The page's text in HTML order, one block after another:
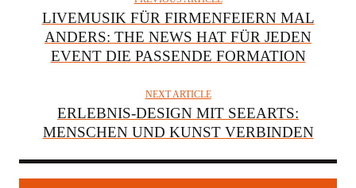
LIVEMUSIK FÜR FIRMENFEIERN MAL
ANDERS: THE NEWS HAT FÜR JEDEN
EVENT DIE PASSENDE FORMATION
NEXT ARTICLE
ERLEBNIS-DESIGN MIT SEEARTS:
MENSCHEN UND KUNST VERBINDEN